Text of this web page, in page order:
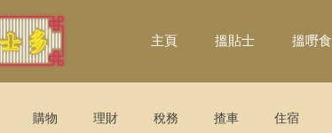
主頁 搵貼士 搵嘢食
購物 理財 稅務 揸車 住宿